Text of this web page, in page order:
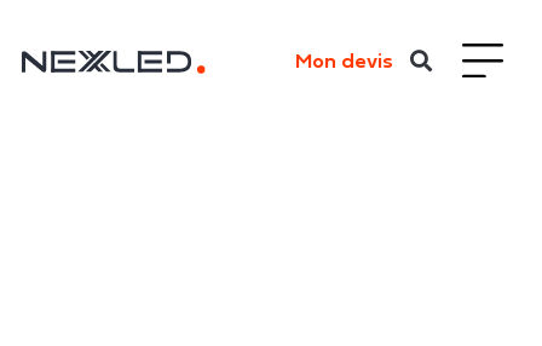
Mon devis